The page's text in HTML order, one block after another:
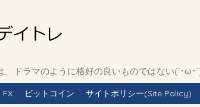
ドラマのように格好の良いものではない(`･ω･
FX ビットコイン サイトポリシー(Site Policy)